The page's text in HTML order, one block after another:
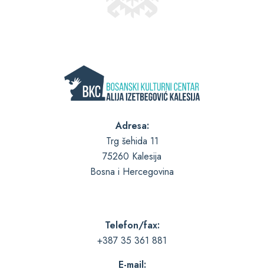
Adresa:
Trg šehida 11
75260 Kalesija
Bosna i Hercegovina
Telefon/fax:
+387 35 361 881
E-mail: